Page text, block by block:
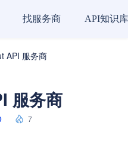
找服务商 API知识库
API 服务商
服务商
7